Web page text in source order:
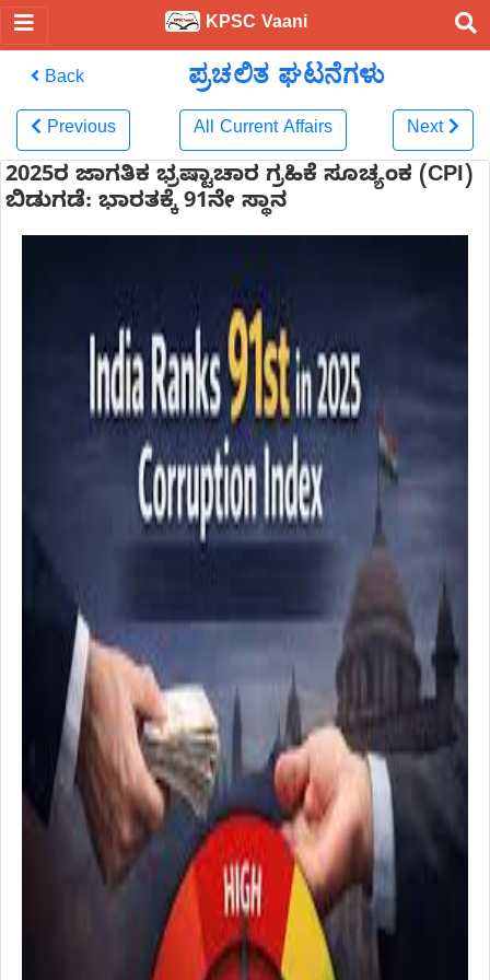
KPSC Vaani
Back ಪ್ರಚಲಿತ ಘಟನೆಗಳು
Previous All Current Affairs Next
2025ರ ಜಾಗತಿಕ ಭ್ರಷ್ಟಾಚಾರ ಗ್ರಹಿಕೆ ಸೂಚ್ಯಂಕ (CPI)
ಬಿಡುಗಡೆ: ಭಾರತಕ್ಕೆ 91ನೇ ಸ್ಥಾನ